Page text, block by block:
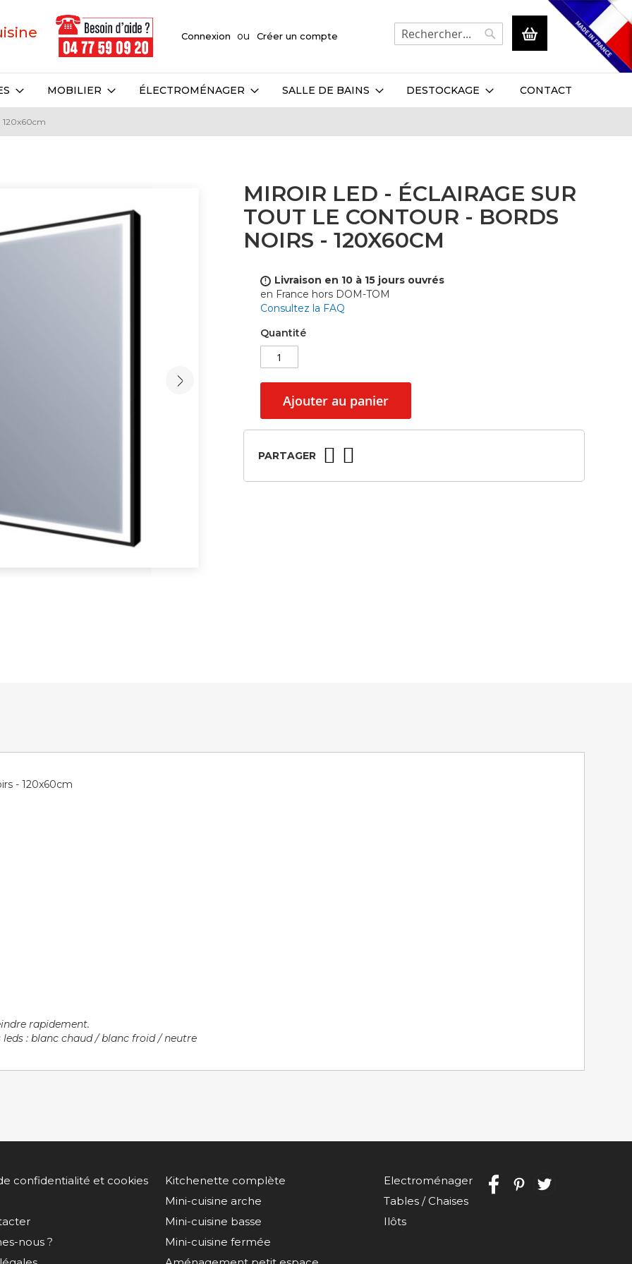
Connexion Créer un compte
Mon panier
Rechercher
Rechercher
MOBILIER ÉLECTROMÉNAGER SALLE DE BAINS DESTOCKAGE CONTACT
120x60cm
MIROIR LED - ÉCLAIRAGE SUR
TOUT LE CONTOUR - BORDS
NOIRS - 120X60CM
!
Livraison en 10 à 15 jours ouvrés
en France hors DOM-TOM
Consultez la FAQ
Quantité
Ajouter au panier
PARTAGER
- 120x60cm
rapidement.
: blanc chaud / blanc froid / neutre
confidentialité et cookies
nous ?
Kitchenette complète
Mini-cuisine arche
Mini-cuisine basse
Mini-cuisine fermée
Electroménager
Tables / Chaises
Ilôts